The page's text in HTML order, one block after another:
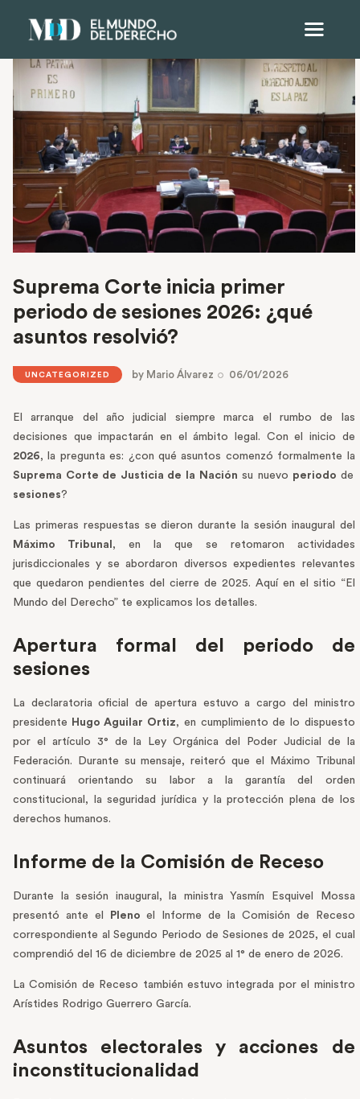
Suprema Corte inicia primer
periodo de sesiones 2026: ¿qué
asuntos resolvió?
UNCATEGORIZED by Mario Álvarez 06/01/2026
El arranque del año judicial siempre marca el rumbo de las
decisiones que impactarán en el ámbito legal. Con el inicio de
2026, la pregunta es: ¿con qué asuntos comenzó formalmente la
Suprema Corte de Justicia de la Nación su nuevo periodode
sesiones?
Las primeras respuestas se dieron durante la sesión inaugural del
Máximo Tribunal , en la que se retomaron actividades
jurisdiccionales y se abordaron diversos expedientes relevantes
que quedaron pendientes del cierre de 2025. Aquí en el sitio “El
Mundo del Derecho” te explicamos los detalles.
Apertura formal del periodo de
sesiones
La declaratoria oficial de apertura estuvo a cargo del ministro
presidente Hugo Aguilar Ortiz, en cumplimiento de lo dispuesto
por el artículo 3° de la Ley Orgánica del Poder Judicial de la
Federación. Durante su mensaje, reiteró que el Máximo Tribunal
continuará orientando su labor a la garantía del orden
constitucional, la seguridad jurídica y la protección plena de los
derechos humanos.
Informe de la Comisión de Receso
Durante la sesión inaugural, la ministra Yasmín Esquivel Mossa
presentó ante el
Pleno el Informe de la Comisión de Receso
correspondiente al Segundo Periodo de Sesiones de 2025, el cual
comprendió del 16 de diciembre de 2025 al 1° de enero de 2026.
La Comisión de Receso también estuvo integrada por el ministro
Arístides Rodrigo Guerrero García.
Asuntos electorales y acciones de
inconstitucionalidad